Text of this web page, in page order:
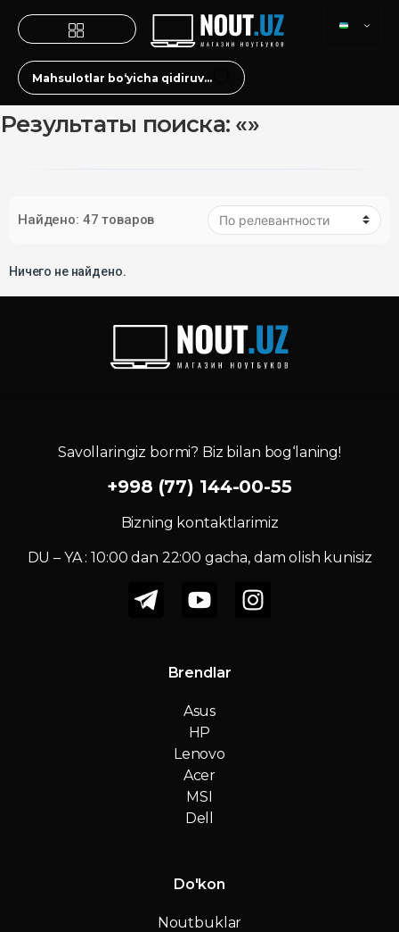
Результаты поиска: «»
Найдено: 47 товаров
Ничего не найдено.
Savollaringiz bormi? Biz bilan bog‘laning!
+998 (77) 144-00-55
Bizning kontaktlarimiz
DU – YA : 10:00 dan 22:00 gacha, dam olish kunisiz
Brendlar
Asus
HP
Lenovo
Acer
MSI
Dell
Do'kon
Noutbuklar